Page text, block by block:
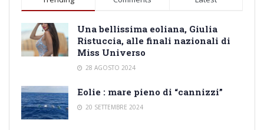
Una bellissima eoliana, Giulia
Ristuccia, alle finali nazionali di
Miss Universo
28 AGOSTO 2024
Eolie : mare pieno di “cannizzi”
20 SETTEMBRE 2024